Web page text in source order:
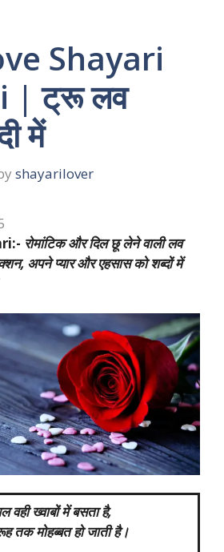
Shayari
| ट्रू लव
में
shayarilover
रोमांटिक और दिल छू लेने वाली लव
अपने प्यार और एहसास को शब्दों में
वही ख्वाबों में बसता है,
तक मोहब्बत हो जाती है।